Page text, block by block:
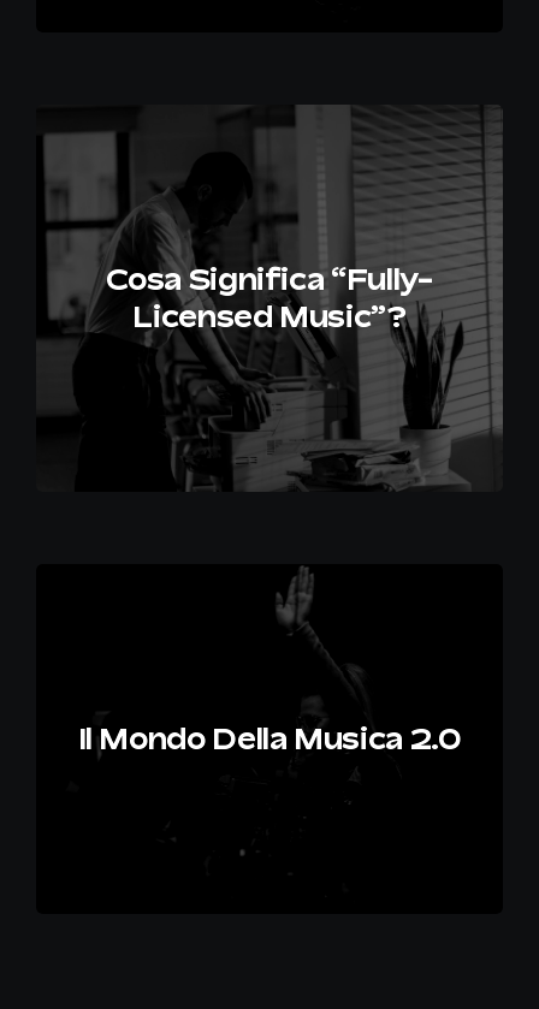
Cosa Significa “Fully-
Licensed Music”?
Il Mondo Della Musica 2.0